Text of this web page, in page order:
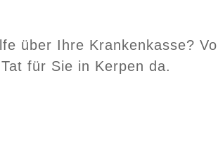
über Ihre Krankenkasse?
für Sie in Kerpen da.